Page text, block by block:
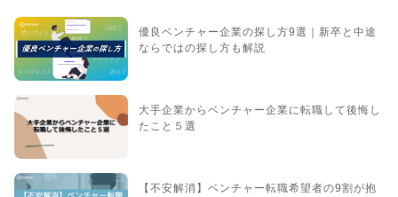
優良ベンチャー企業の探し方9選｜新卒と中途
ならではの探し方も解説
大手企業からベンチャー企業に転職して後悔し
たこと５選
【不安解消】ベンチャー転職希望者の9割が抱